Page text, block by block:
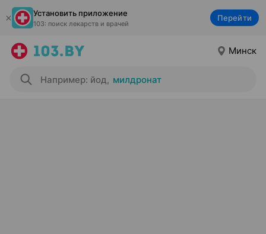
Установить приложение
103: поиск лекарств и врачей
Перейти
Минск
Например: йод, милдронат